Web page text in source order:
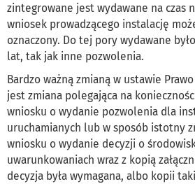
zintegrowane jest wydawane na czas
wniosek prowadzącego instalację
oznaczony. Do tej pory wydawane
lat, tak jak inne pozwolenia.
Bardzo ważną zmianą w ustawie
jest zmiana polegająca na
wniosku o wydanie pozwolenia dla
uruchamianych lub w sposób istotny
wniosku o wydanie decyzji o
uwarunkowaniach wraz z kopią
decyzja była wymagana, albo kopii